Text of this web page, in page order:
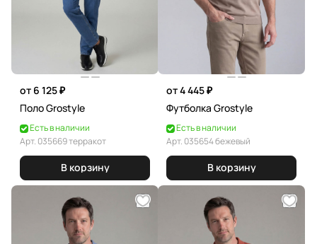
от 6 125 ₽
Поло Grostyle
Есть в наличии
Арт. 035669 терракот
В корзину
от 4 445 ₽
Футболка Grostyle
Есть в наличии
Арт. 035654 бежевый
В корзину